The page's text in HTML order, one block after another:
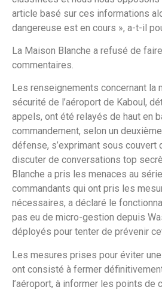
article basé sur ces informations
dangereuse est en cours », a-t-il
La Maison Blanche a refusé de
commentaires.
Les renseignements concernant la
sécurité de l’aéroport de Kaboul,
appels, ont été relayés de haut en
commandement, selon un
défense, s’exprimant sous couvert
discuter de conversations top
Blanche a pris les menaces au
commandants qui ont pris les
nécessaires, a déclaré le
pas eu de micro-gestion depuis
déployés pour tenter de prévenir
Les mesures prises pour éviter
ont consisté à fermer
l’aéroport, à informer les points de